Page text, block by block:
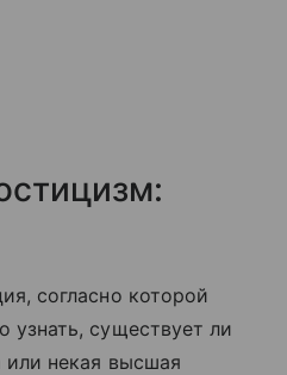
согласно которой
узнать, существует ли
или некая высшая